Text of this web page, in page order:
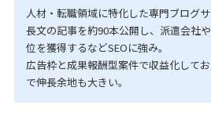
人材・転職領域に特化した専門ブログサ
長文の記事を約90本公開し、派遣会社
位を獲得するなどSEOに強み。
広告枠と成果報酬型案件で収益化して
で伸長余地も大きい。